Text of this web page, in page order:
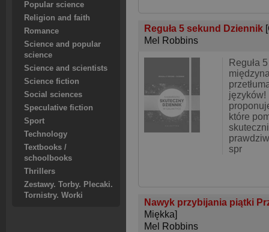
Popular science
Religion and faith
Romance
Science and popular
science
Science and scientists
Science fiction
Social sciences
Speculative fiction
Sport
Technology
Textbooks /
schoolbooks
Thrillers
Zestawy. Torby. Plecaki.
Tornistry. Worki
Reguła 5 sekund Dziennik
Mel Robbins
Reguła
języków!
które
spr
Nawyk przybijania piątki
Miękka]
Mel Robbins